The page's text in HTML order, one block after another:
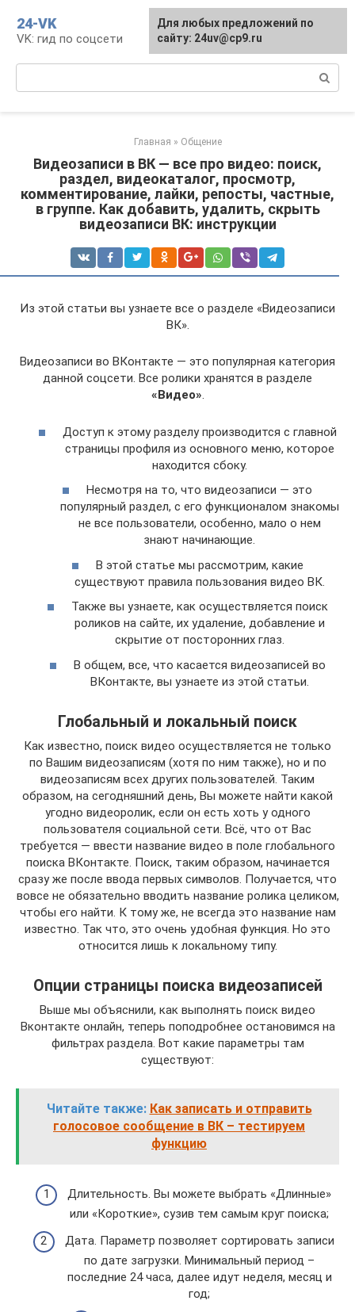
контенту
24-VK
VK: гид по соцсети
Главная » Общение
Видеозаписи в ВК — все про видео: поиск,
раздел, видеокаталог, просмотр,
комментирование, лайки, репосты, частные,
в группе. Как добавить, удалить, скрыть
видеозаписи ВК: инструкции
Из этой статьи вы узнаете все о разделе «Видеозаписи
ВК».
Видеозаписи во ВКонтакте — это популярная категория
данной соцсети. Все ролики хранятся в разделе
«Видео».
Доступ к этому разделу производится с главной
страницы профиля из основного меню, которое
находится сбоку.
Несмотря на то, что видеозаписи — это
популярный раздел, с его функционалом знакомы
не все пользователи, особенно, мало о нем
знают начинающие.
В этой статье мы рассмотрим, какие
существуют правила пользования видео ВК.
Также вы узнаете, как осуществляется поиск
роликов на сайте, их удаление, добавление и
скрытие от посторонних глаз.
В общем, все, что касается видеозаписей во
ВКонтакте, вы узнаете из этой статьи.
Глобальный и локальный поиск
Как известно, поиск видео осуществляется не только
по Вашим видеозаписям (хотя по ним также), но и по
видеозаписям всех других пользователей. Таким
образом, на сегодняшний день, Вы можете найти какой
угодно видеоролик, если он есть хоть у одного
пользователя социальной сети. Всё, что от Вас
требуется — ввести название видео в поле глобального
поиска ВКонтакте. Поиск, таким образом, начинается
сразу же после ввода первых символов. Получается, что
вовсе не обязательно вводить название ролика целиком,
чтобы его найти. К тому же, не всегда это название нам
известно. Так что, это очень удобная функция. Но это
относится лишь к локальному типу.
Опции страницы поиска видеозаписей
Выше мы объяснили, как выполнять поиск видео
Вконтакте онлайн, теперь поподробнее остановимся на
фильтрах раздела. Вот какие параметры там
существуют:
Читайте также: Как записать и отправить
голосовое сообщение в ВК – тестируем
функцию
Длительность. Вы можете выбрать «Длинные»
или «Короткие», сузив тем самым круг поиска;
Дата. Параметр позволяет сортировать записи
по дате загрузки. Минимальный период –
последние 24 часа, далее идут неделя, месяц и
год;
Для любых предложений по
сайту: 24uv@cp9.ru